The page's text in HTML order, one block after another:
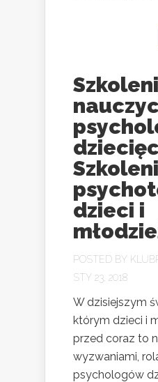
dzieci i
POSTED BY
STY 23, 2018
W dzisiejszym
którym dzieci i
przed coraz to
wyzwaniami,
psychologów